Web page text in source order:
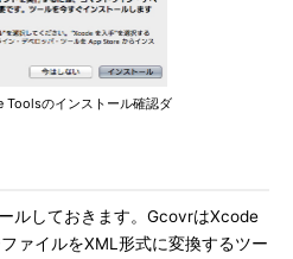
のインストール確認ダ
ルしておきます。GcovrはXcode
ァイルをXML形式に変換するツー